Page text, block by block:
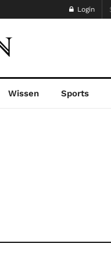
Login
Wissen Sports